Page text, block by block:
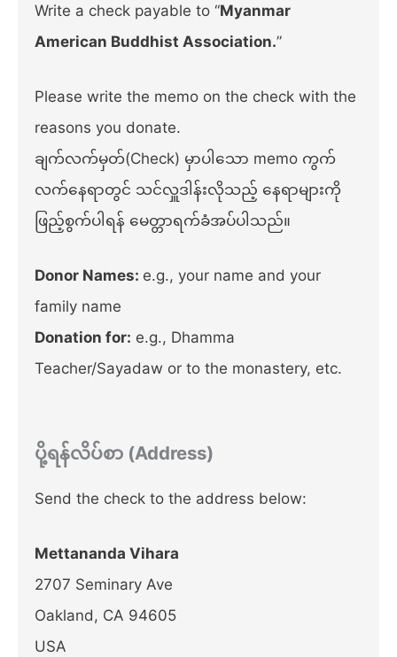
Write a check payable to “Myanmar
American Buddhist Association.”
Please write the memo on the check with the
reasons you donate.
ချက်လက်မှတ်(Check) မှာပါသော memo ကွက်
လက်နေရာတွင် သင်လှူဒါန်းလိုသည့် နေရာများကို
ဖြည့်စွက်ပါရန် မေတ္တာရက်ခံအပ်ပါသည်။
Donor Names: e.g., your name and your
family name
Donation for: e.g., Dhamma
Teacher/Sayadaw or to the monastery, etc.
ပို့ရန်လိပ်စာ (Address)
Send the check to the address below:
Mettananda Vihara
2707 Seminary Ave
Oakland, CA 94605
USA